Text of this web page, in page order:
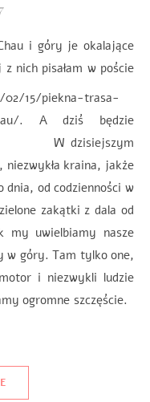
i góry je okalające
nich pisałam w poście
02/15/piekna-trasa-
. A dziś będzie
W dzisiejszym
kraina, jakże
dnia, od codzienności w
zakątki z dala od
my uwielbiamy nasze
w góry. Tam tylko one,
i niezwykli ludzie
ogromne szczęście.